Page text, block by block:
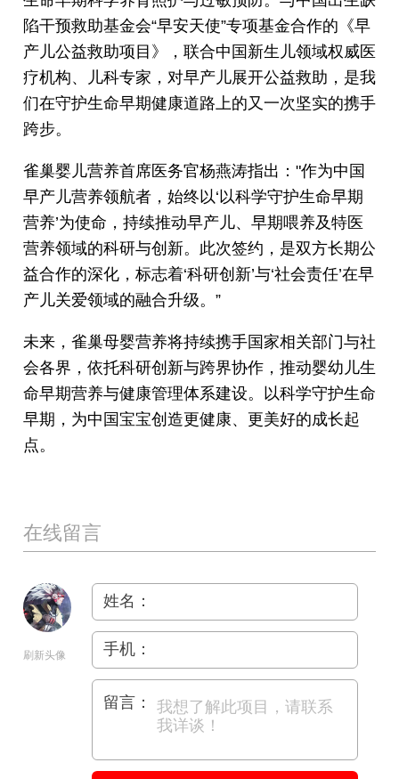
陷干预救助基金会“早安天使”专项基金合作的《早
产儿公益救助项目》，联合中国新生儿领域权威医
疗机构、儿科专家，对早产儿展开公益救助，是我
们在守护生命早期健康道路上的又一次坚实的携手
跨步。
雀巢婴儿营养首席医务官杨燕涛指出："作为中国
早产儿营养领航者，始终以‘以科学守护生命早期
营养’为使命，持续推动早产儿、早期喂养及特医
营养领域的科研与创新。此次签约，是双方长期公
益合作的深化，标志着‘科研创新’与‘社会责任’在早
产儿关爱领域的融合升级。”
未来，雀巢母婴营养将持续携手国家相关部门与社
会各界，依托科研创新与跨界协作，推动婴幼儿生
命早期营养与健康管理体系建设。以科学守护生命
早期，为中国宝宝创造更健康、更美好的成长起
点。
在线留言
刷新头像
姓名：
手机：
留言：